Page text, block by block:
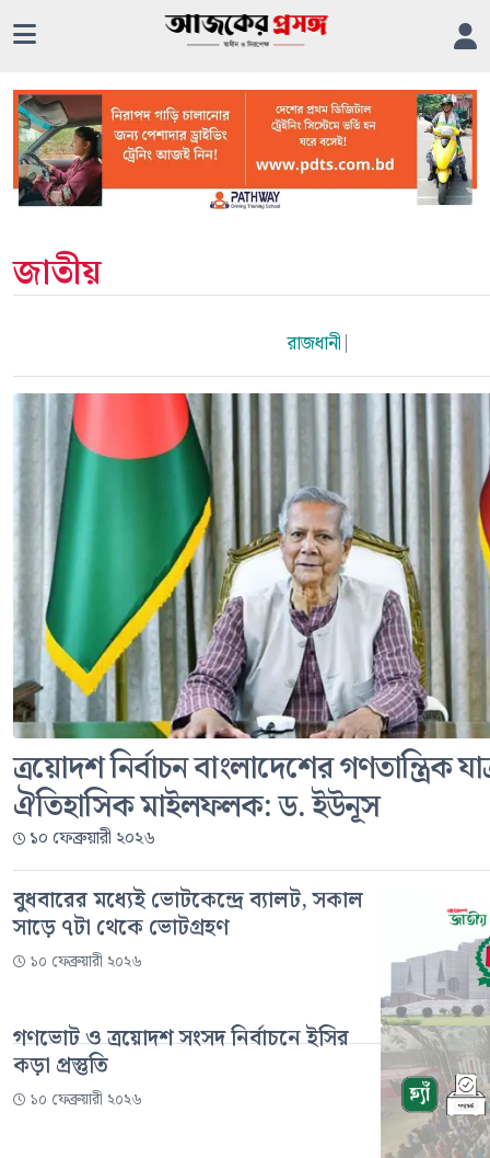
জাতীয়
রাজধানী |
ত্রয়োদশ নির্বাচন বাংলাদেশের গণতান্ত্রিক
ঐতিহাসিক মাইলফলক: ড. ইউনূস
১০ ফেব্রুয়ারী ২০২৬
বুধবারের মধ্যেই ভোটকেন্দ্রে ব্যালট, সকাল
সাড়ে ৭টা থেকে ভোটগ্রহণ
১০ ফেব্রুয়ারী ২০২৬
গণভোট ও ত্রয়োদশ সংসদ নির্বাচনে ইসির
কড়া প্রস্তুতি
১০ ফেব্রুয়ারী ২০২৬